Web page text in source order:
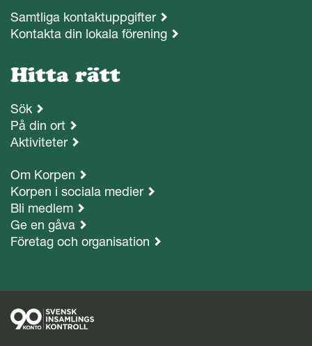
Samtliga kontaktuppgifter
Kontakta din lokala förening
Hitta rätt
Sök
På din ort
Aktiviteter
Om Korpen
Korpen i sociala medier
Bli medlem
Ge en gåva
Företag och organisation